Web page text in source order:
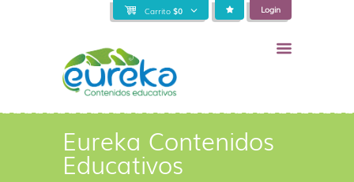
Carrito $0 Login
Eureka Contenidos
Educativos